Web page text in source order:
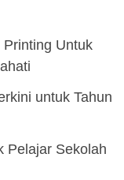
Printing Untuk
untuk Tahun
Pelajar Sekolah